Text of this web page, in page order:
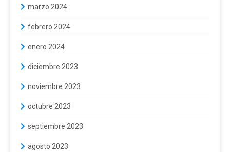
marzo 2024
febrero 2024
enero 2024
diciembre 2023
noviembre 2023
octubre 2023
septiembre 2023
agosto 2023